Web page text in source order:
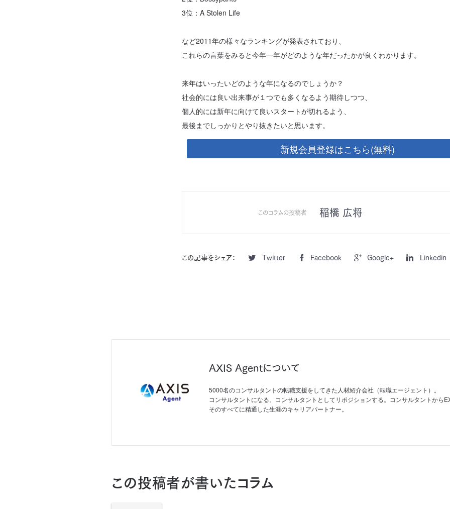
3位：A Stolen Life
など2011年の様々なランキングが発表されており、
これらの言葉をみると今年一年がどのような年だったかが良くわかります。
来年はいったいどのような年になるのでしょうか？
社会的には良い出来事が１つでも多くなるよう期待しつつ、
個人的には新年に向けて良いスタートが切れるよう、
最後までしっかりとやり抜きたいと思います。
新規会員登録はこちら(無料)
このコラムの投稿者 稲橋 広将
この記事をシェア： Twitter Facebook Google+ Linkedin
AXIS Agentについて
5000名のコンサルタントの転職支援をしてきた人材紹介会社（転職エージェント）。
コンサルタントになる。コンサルタントとしてリポジションする。コンサルタントから
そのすべてに精通した生涯のキャリアパートナー。
この投稿者が書いたコラム